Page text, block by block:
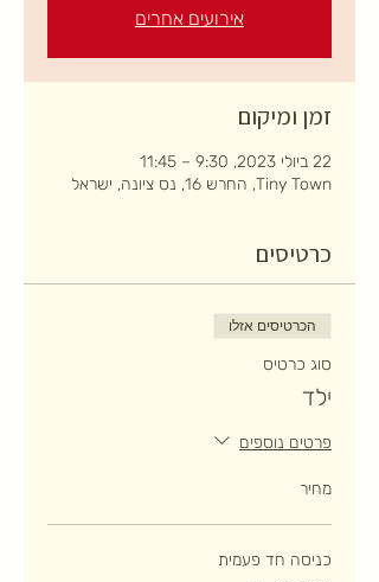
אירועים אחרים
זמן ומיקום
22 ביולי 2023, 9:30 – 11:45
Tiny Town, החרש 16, נס ציונה, ישראל
כרטיסים
הכרטיסים אזלו
סוג כרטיס
ילד
פרטים נוספים
מחיר
כניסה חד פעמית